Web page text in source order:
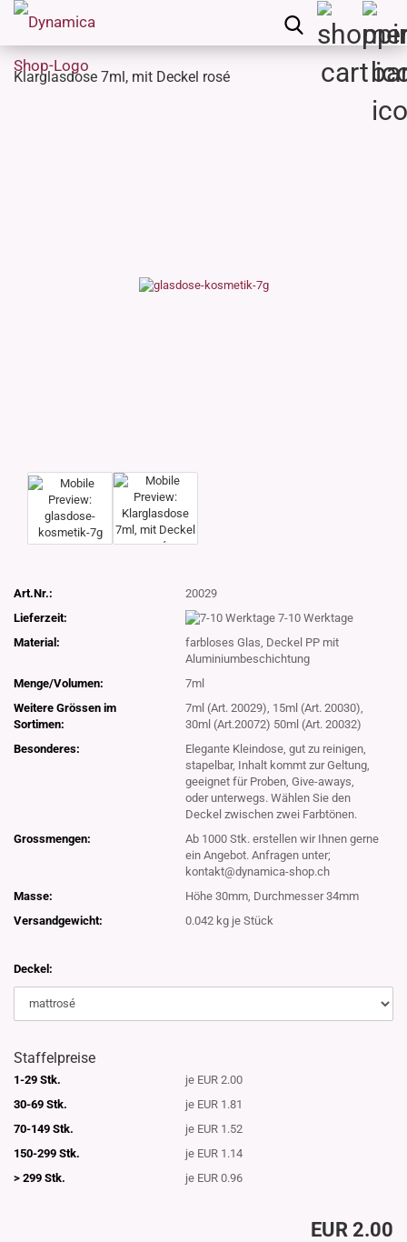
Klarglasdose 7ml, mit Deckel rosé
Art.Nr.:
20029
Lieferzeit:
7-10 Werktage
Material:
farbloses Glas, Deckel PP mit
Aluminiumbeschichtung
Menge/Volumen:
7ml
Weitere Grössen im
Sortimen:
7ml (Art. 20029), 15ml (Art. 20030),
30ml (Art.20072) 50ml (Art. 20032)
Besonderes:
Elegante Kleindose, gut zu reinigen,
stapelbar, Inhalt kommt zur Geltung,
geeignet für Proben, Give-aways,
oder unterwegs. Wählen Sie den
Deckel zwischen zwei Farbtönen.
Grossmengen:
Ab 1000 Stk. erstellen wir Ihnen gerne
ein Angebot. Anfragen unter;
kontakt@dynamica-shop.ch
Masse:
Höhe 30mm, Durchmesser 34mm
Versandgewicht:
0.042 kg je Stück
Deckel:
Staffelpreise
1-29 Stk.
je EUR 2.00
30-69 Stk.
je EUR 1.81
70-149 Stk.
je EUR 1.52
150-299 Stk.
je EUR 1.14
> 299 Stk.
je EUR 0.96
EUR 2.00